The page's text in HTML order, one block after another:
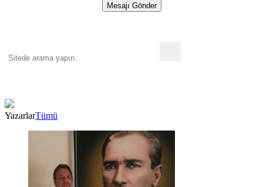
Mesajı Gönder
YazarlarTümü